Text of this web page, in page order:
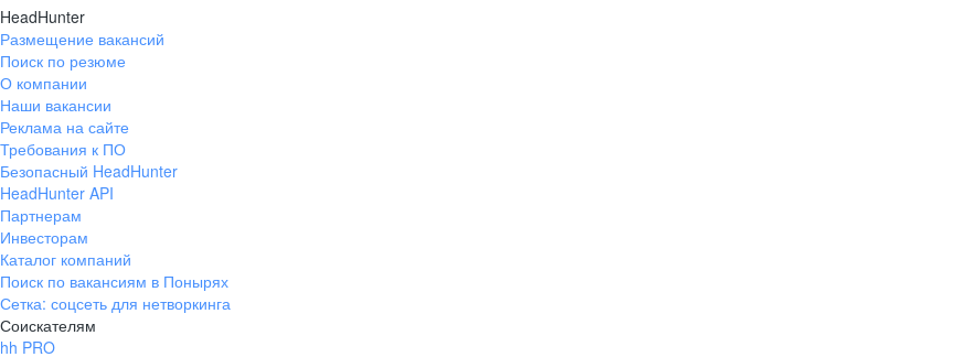
HeadHunter
Размещение вакансий
Поиск по резюме
О компании
Наши вакансии
Реклама на сайте
Требования к ПО
Безопасный HeadHunter
HeadHunter API
Партнерам
Инвесторам
Каталог компаний
Поиск по вакансиям в Понырях
Сетка: соцсеть для нетворкинга
Соискателям
hh PRO